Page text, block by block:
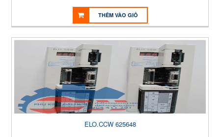
THÊM VÀO GIỎ
ELO.CCW 625648